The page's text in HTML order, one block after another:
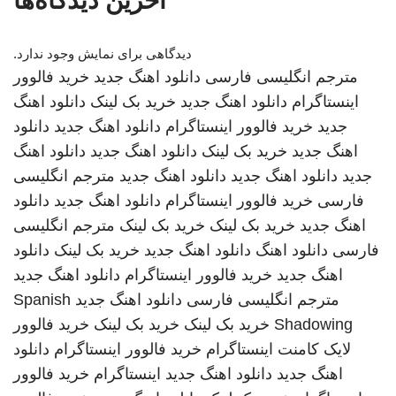
دیدگاهی برای نمایش وجود ندارد.
مترجم انگلیسی فارسی دانلود اهنگ جدید خرید فالوور
اینستاگرام دانلود اهنگ جدید خرید بک لینک دانلود اهنگ
جدید خرید فالوور اینستاگرام دانلود اهنگ جدید دانلود
اهنگ جدید خرید بک لینک دانلود اهنگ جدید دانلود اهنگ
جدید دانلود اهنگ جدید دانلود اهنگ جدید مترجم انگلیسی
فارسی خرید فالوور اینستاگرام دانلود اهنگ جدید دانلود
اهنگ جدید خرید بک لینک خرید بک لینک مترجم انگلیسی
فارسی دانلود اهنگ دانلود اهنگ جدید خرید بک لینک دانلود
اهنگ جدید خرید فالوور اینستاگرام دانلود اهنگ جدید
مترجم انگلیسی فارسی دانلود اهنگ جدید Spanish
Shadowing خرید بک لینک خرید بک لینک خرید فالوور
لایک کامنت اینستاگرام خرید فالوور اینستاگرام دانلود
اهنگ جدید دانلود اهنگ جدید اینستاگرام خرید فالوور